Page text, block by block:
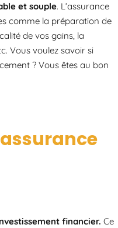
et souple. L’assurance
comme la préparation de
de vos gains, la
Vous voulez savoir si
? Vous êtes au bon
financier. Ce